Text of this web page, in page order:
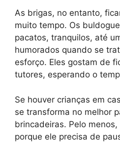
As brigas, no entanto,
muito tempo. Os
pacatos, tranquilos, até
humorados quando se
esforço. Eles gostam de
tutores, esperando o
Se houver crianças em
se transforma no melhor
brincadeiras. Pelo
porque ele precisa de